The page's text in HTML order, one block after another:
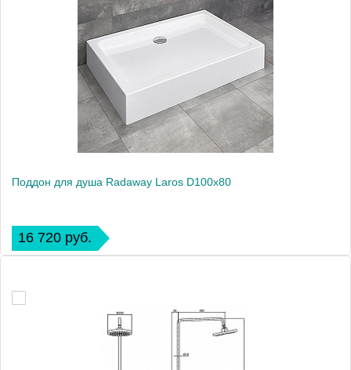
Поддон для душа Radaway Laros D100x80
16 720 руб.